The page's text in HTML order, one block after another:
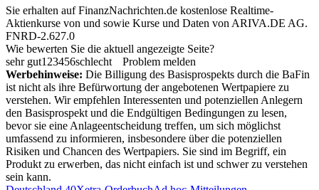
Sie erhalten auf FinanzNachrichten.de kostenlose Realtime-
Aktienkurse von und sowie Kurse und Daten von ARIVA.DE AG.
FNRD-2.627.0
Wie bewerten Sie die aktuell angezeigte Seite?
sehr gut1 23456schlecht
Problem melden
Werbehinweise: Die Billigung des Basisprospekts durch die BaFin
ist nicht als ihre Befürwortung der angebotenen Wertpapiere zu
verstehen. Wir empfehlen Interessenten und potenziellen Anlegern
den Basisprospekt und die Endgültigen Bedingungen zu lesen,
bevor sie eine Anlageentscheidung treffen, um sich möglichst
umfassend zu informieren, insbesondere über die potenziellen
Risiken und Chancen des Wertpapiers. Sie sind im Begriff, ein
Produkt zu erwerben, das nicht einfach ist und schwer zu verstehen
sein kann.